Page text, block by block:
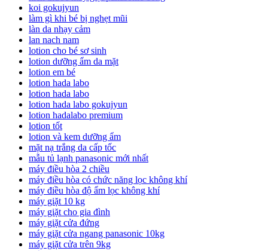
koi gokujyun
làm gì khi bé bị nghẹt mũi
làn da nhạy cảm
lan nach nam
lotion cho bé sơ sinh
lotion dưỡng ẩm da mặt
lotion em bé
lotion hada labo
lotion hada labo
lotion hada labo gokujyun
lotion hadalabo premium
lotion tốt
lotion và kem dưỡng ẩm
mặt nạ trắng da cấp tốc
mẫu tủ lạnh panasonic mới nhất
máy điều hòa 2 chiều
máy điều hòa có chức năng lọc không khí
máy điều hòa độ ẩm lọc không khí
máy giặt 10 kg
máy giặt cho gia đình
máy giặt cửa đứng
máy giặt cửa ngang panasonic 10kg
máy giặt cửa trên 9kg